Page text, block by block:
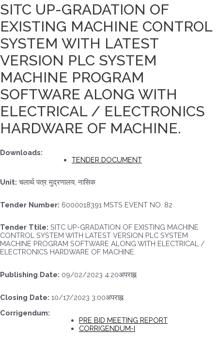
SITC UP-GRADATION OF
EXISTING MACHINE CONTROL
SYSTEM WITH LATEST
VERSION PLC SYSTEM
MACHINE PROGRAM
SOFTWARE ALONG WITH
ELECTRICAL / ELECTRONICS
HARDWARE OF MACHINE.
Downloads:
TENDER DOCUMENT
Unit: चलार्थ पत्र मुद्रणालय, नासिक
Tender Number: 6000018391 MSTS EVENT NO. 82
Tender Ttile: SITC UP-GRADATION OF EXISTING MACHINE
CONTROL SYSTEM WITH LATEST VERSION PLC SYSTEM
MACHINE PROGRAM SOFTWARE ALONG WITH ELECTRICAL /
ELECTRONICS HARDWARE OF MACHINE.
Publishing Date: 09/02/2023 4:20अपराह्न
Closing Date: 10/17/2023 3:00अपराह्न
Corrigendum:
PRE BID MEETING REPORT
CORRIGENDUM-I